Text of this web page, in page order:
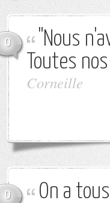
0
"Nous
Toutes
Corneille
0
On a